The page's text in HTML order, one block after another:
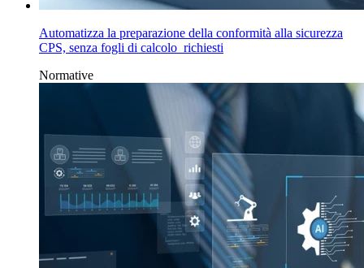
Automatizza la preparazione della conformità alla sicurezza
CPS, senza fogli di calcolo richiesti
Normative